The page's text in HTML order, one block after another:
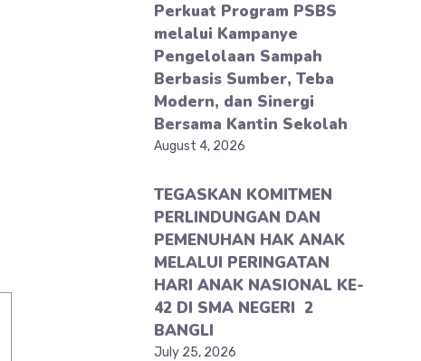
Perkuat Program PSBS
melalui Kampanye
Pengelolaan Sampah
Berbasis Sumber, Teba
Modern, dan Sinergi
Bersama Kantin Sekolah
August 4, 2026
TEGASKAN KOMITMEN
PERLINDUNGAN DAN
PEMENUHAN HAK ANAK
MELALUI PERINGATAN
HARI ANAK NASIONAL KE-
42 DI SMA NEGERI 2
BANGLI
July 25, 2026